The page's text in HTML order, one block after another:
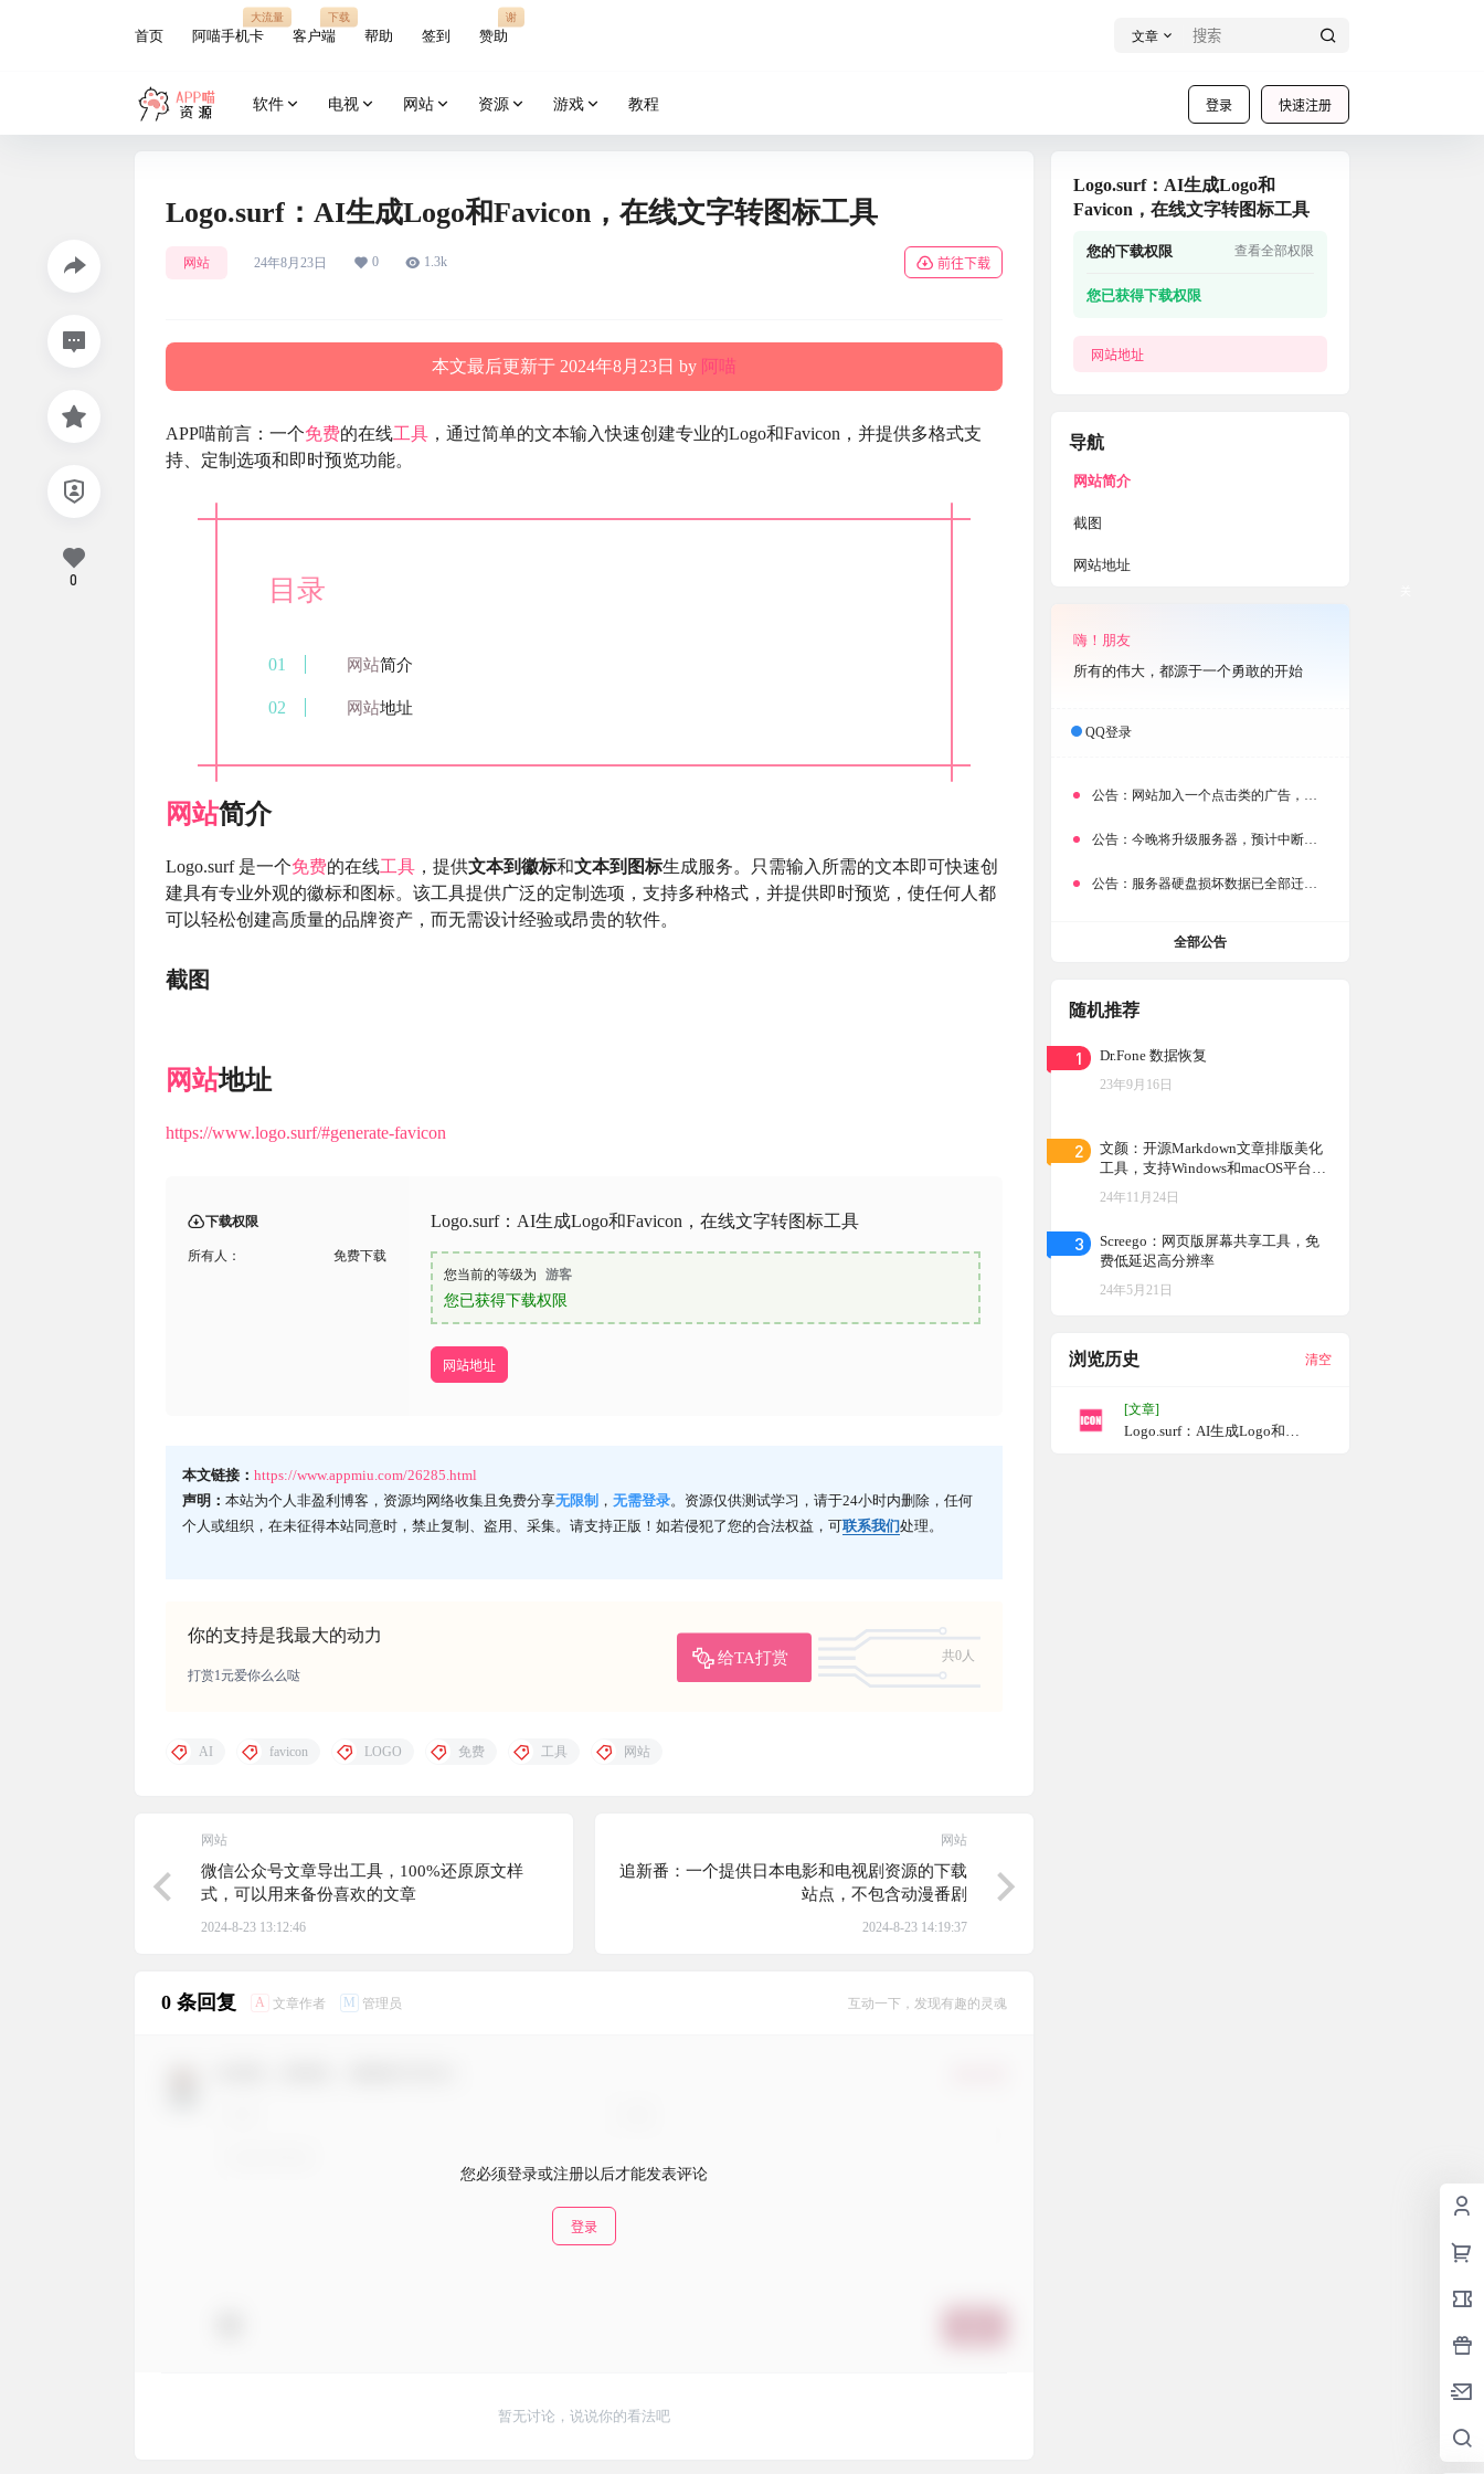
首页 阿喵手机卡
大流量
客户端
下载
帮助 签到 赞助
谢
文章
登录 快速注册
软件 电视 网站 资源 游戏 教程
Logo.surf：AI生成Logo和Favicon，在线文字转图标工具
网站 24年8月23日 0 1.3k 前往下载
本文最后更新于 2024年8月23日 by 阿喵
APP喵前言：一个免费的在线工具 ，通过简单的文本输入快速创建专业的Logo和Favicon，并提供多格式支
持、定制选项和即时预览功能。
目录
网站简介
网站地址
网站简介
Logo.surf 是一个免费的在线工具 ，提供文本到徽标和文本到图标生成服务。只需输入所需的文本即可快速创
建具有专业外观的徽标和图标。该工具提供广泛的定制选项，支持多种格式，并提供即时预览，使任何人都
可以轻松创建高质量的品牌资产，而无需设计经验或昂贵的软件。
截图
网站地址
https://www.logo.surf/#generate-favicon
下载权限
所有人： 免费下载
Logo.surf：AI生成Logo和Favicon，在线文字转图标工具
您当前的等级为 游客
您已获得下载权限
网站地址
本文链接： https://www.appmiu.com/26285.html
声明： 本站为个人非盈利博客，资源均网络收集且免费分享无限制 ， 无需登录。资源仅供测试学习，请于24小时内删除，任何
个人或组织，在未征得本站同意时，禁止复制、盗用、采集。请支持正版！如若侵犯了您的合法权益，可联系我们处理。
你的支持是我最大的动力
给TA打赏
共0人
打赏1元爱你么么哒
0
AI favicon LOGO 免费 工具 网站
网站
微信公众号文章导出工具，100%还原原文样
式，可以用来备份喜欢的文章
2024-8-23 13:12:46
网站
追新番：一个提供日本电影和电视剧资源的下载
站点，不包含动漫番剧
2024-8-23 14:19:37
0 条回复 A 文章作者 M 管理员 互动一下，发现有趣的灵魂
您必须登录或注册以后才能发表评论
登录
暂无讨论，说说你的看法吧
Logo.surf：AI生成Logo和
Favicon，在线文字转图标工具
您的下载权限 查看全部权限
您已获得下载权限
网站地址
导航
网站简介
截图
网站地址
嗨！朋友
所有的伟大，都源于一个勇敢的开始
QQ登录
公告： 网站加入一个点击类的广告，大家点击下载按钮需要注意
公告： 今晚将升级服务器，预计中断时常为1分钟
公告： 服务器硬盘损坏数据已全部迁移备份，网站恢复完成！
全部公告
随机推荐
1 Dr.Fone 数据恢复
23年9月16日
2
文颜：开源Markdown文章排版美化
工具，支持Windows和macOS平台，
将Markdown格式的文章快速转换为
适合多个平台的排版格式
24年11月24日
3
Screego：网页版屏幕共享工具，免
费低延迟高分辨率
24年5月21日
浏览历史 清空
[文章]
Logo.surf：AI生成Logo和